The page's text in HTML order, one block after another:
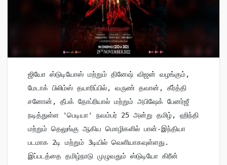
ஜியோ ஸ்டுடியோஸ் மற்றும் தினேஷ் விஜன் வழங்கும்,
மேடாக் பிலிம்ஸ் தயாரிப்பில், வருண் தவான், கீர்த்தி
சனோன், தீபக் தோப்ரியால் மற்றும் அபிஷேக் பேனர்ஜீ
நடித்துள்ள 'பெடியா' நவம்பர் 25 அன்று தமிழ், ஹிந்தி
மற்றும் தெலுங்கு ஆகிய மொழிகளில் பான்-இந்தியா
படமாக 2டி மற்றும் 3டியில் வெளியாகவுள்ளது.
இப்படத்தை தமிழ்நாடு முழுவதும் ஸ்டுடியோ கிரீன்